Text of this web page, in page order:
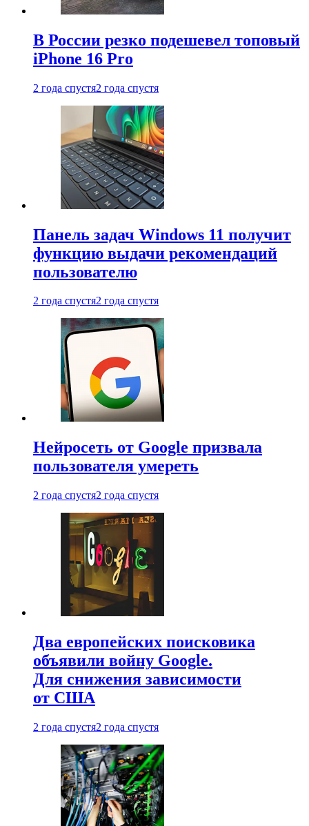
В России резко подешевел топовый
iPhone 16 Pro
2 года спустя2 года спустя
Панель задач Windows 11 получит
функцию выдачи рекомендаций
пользователю
2 года спустя2 года спустя
Нейросеть от Google призвала
пользователя умереть
2 года спустя2 года спустя
Два европейских поисковика
объявили войну Google.
Для снижения зависимости
от США
2 года спустя2 года спустя